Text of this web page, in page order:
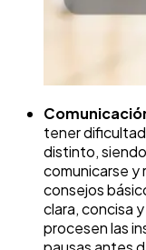
tener
distinto,
comunicarse y
consejos
clara, concisa
procesen las